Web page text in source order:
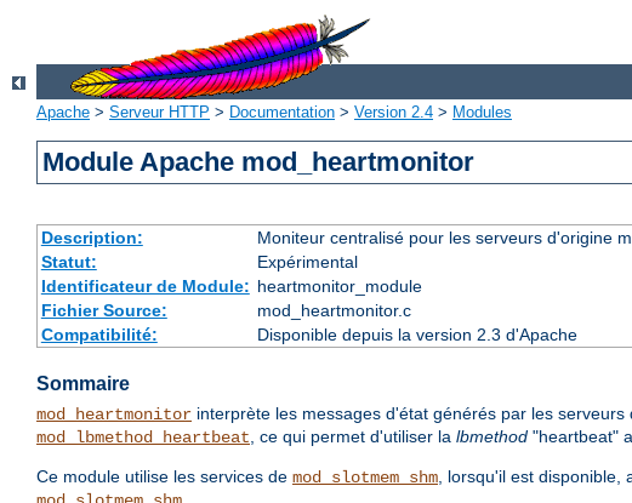
Apache > Serveur HTTP > Documentation > Version 2.4 > Modules
Module Apache mod_heartmonitor
Description:
Moniteur centralisé pour les serveurs d'origine
Statut:
Expérimental
Identificateur de Module: heartmonitor_module
Fichier Source:
mod_heartmonitor.c
Compatibilité:
Disponible depuis la version 2.3 d'Apache
Sommaire
mod_heartmonitor interprète les messages d'état générés par les
mod_lbmethod_heartbeat, ce qui permet d'utiliser la lbmethod "heartbeat"
Ce module utilise les services de mod_slotmem_shm, lorsqu'il est disponible,